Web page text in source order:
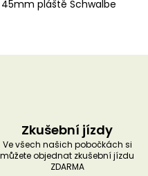
pláště Schwalbe
Zkušební jízdy
Ve všech našich pobočkách si
můžete objednat zkušební jízdu
ZDARMA